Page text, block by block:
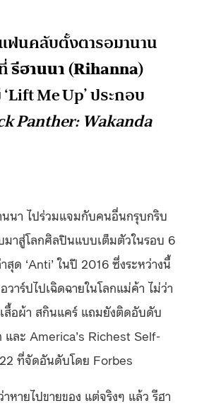
ฟนคลับตั้งตารอมานาน
รีฮานนา (Rihanna)
Me Up’ ประกอบ
Panther: Wakanda
นนา ไปร่วมแจมกับคนอื่นกรุบกริบ
มาสู่โลกศิลปินแบบเต็มตัวในรอบ 6
ด ‘Anti’ ในปี 2016 ซึ่งระหว่างนี้
วาร์ปไปเฉิดฉายในโลกแม่ค้า ไม่ว่า
เสื้อผ้า สกินแคร์ แถมยังติดอับดับ
และ America’s Richest Self-
ที่จัดอันดับโดย Forbes
หายไปขายของ แต่จริงๆ แล้ว รีฮา